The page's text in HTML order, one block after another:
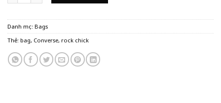
Danh mục: Bags
Thẻ: bag, Converse, rock chick